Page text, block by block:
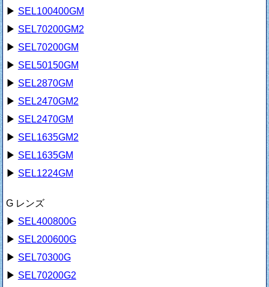
▶ SEL100400GM
▶ SEL70200GM2
▶ SEL70200GM
▶ SEL50150GM
▶ SEL2870GM
▶ SEL2470GM2
▶ SEL2470GM
▶ SEL1635GM2
▶ SEL1635GM
▶ SEL1224GM
G レンズ
▶ SEL400800G
▶ SEL200600G
▶ SEL70300G
▶ SEL70200G2